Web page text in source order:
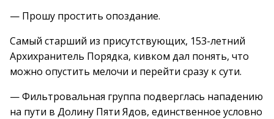
— Прошу простить опоздание.
Самый старший из присутствующих, 153-летний
Архихранитель Порядка, кивком дал понять, что
можно опустить мелочи и перейти сразу к сути.
— Фильтровальная группа подверглась нападению
на пути в Долину Пяти Ядов, единственное условно